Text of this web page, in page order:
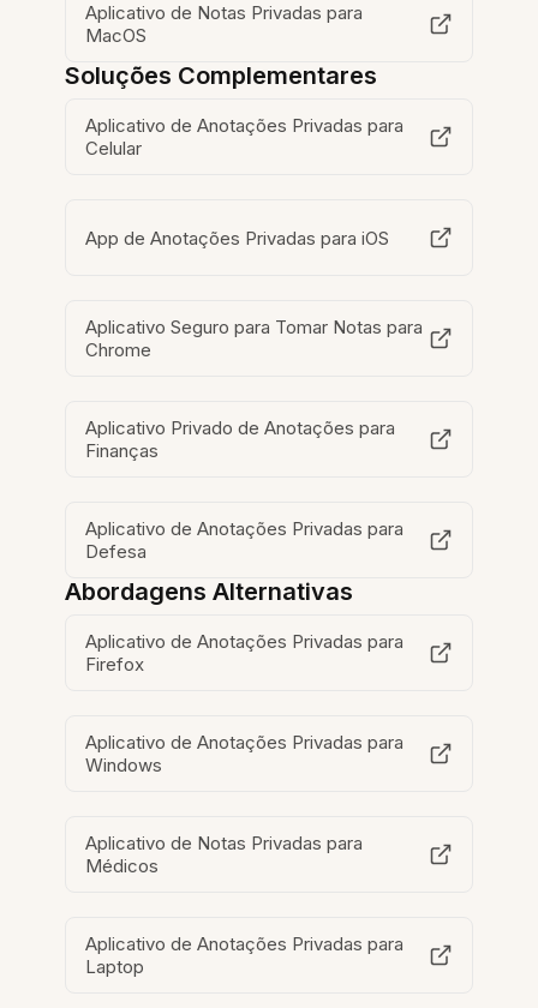
Aplicativo de Notas Privadas para
MacOS
Soluções Complementares
Aplicativo de Anotações Privadas para
Celular
App de Anotações Privadas para iOS
Aplicativo Seguro para Tomar Notas para
Chrome
Aplicativo Privado de Anotações para
Finanças
Aplicativo de Anotações Privadas para
Defesa
Abordagens Alternativas
Aplicativo de Anotações Privadas para
Firefox
Aplicativo de Anotações Privadas para
Windows
Aplicativo de Notas Privadas para
Médicos
Aplicativo de Anotações Privadas para
Laptop